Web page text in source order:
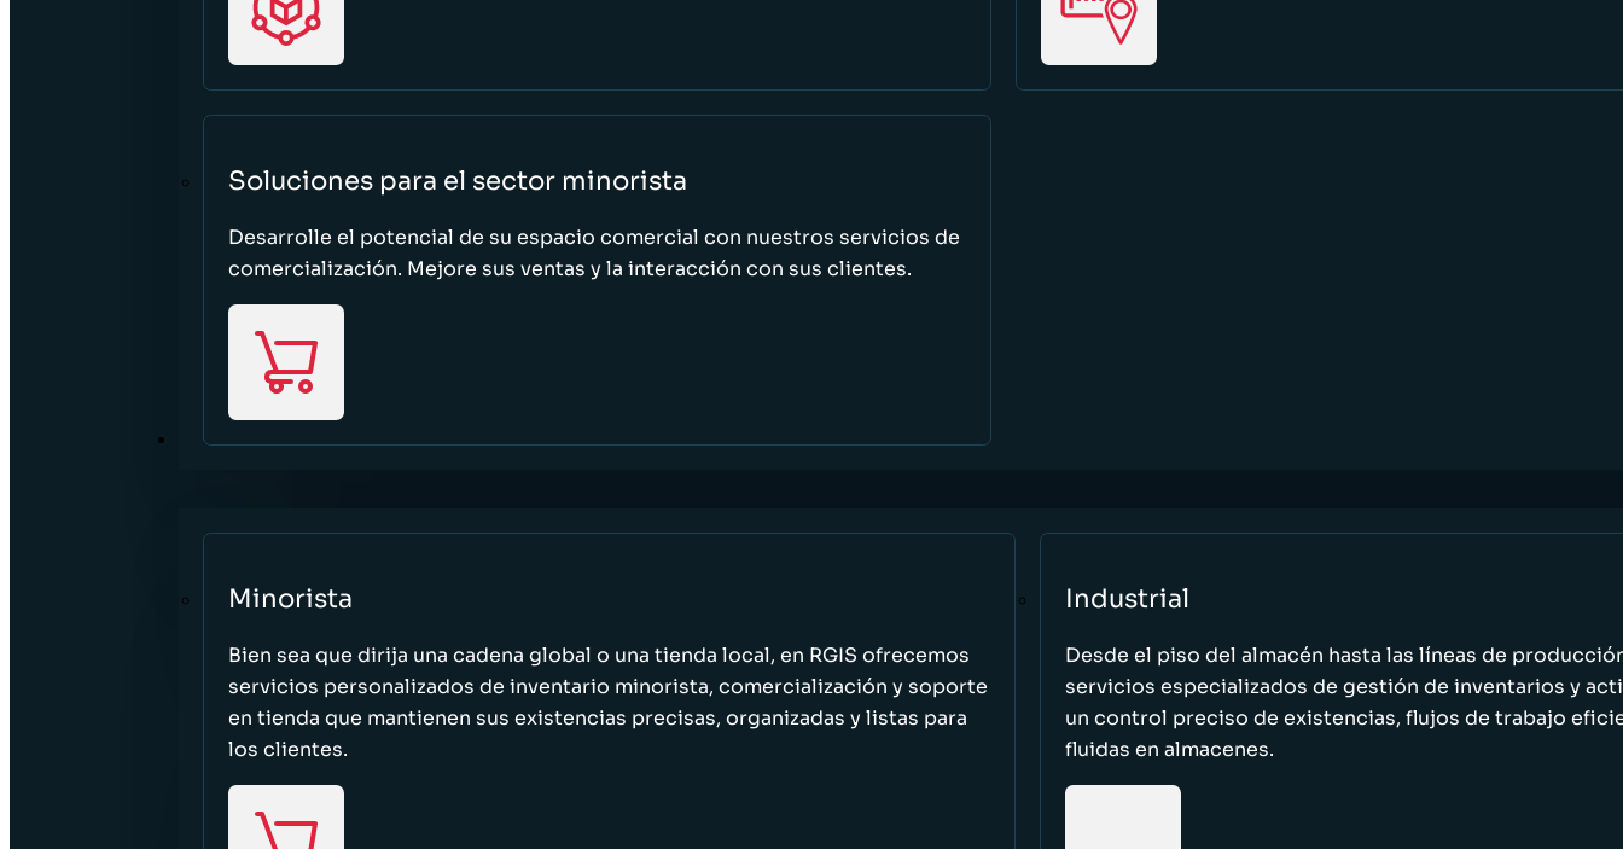
Soluciones para el sector minorista
Desarrolle el potencial de su espacio comercial con nuestros servicios de
comercialización. Mejore sus ventas y la interacción con sus clientes.
SECTORES
Minorista
Bien sea que dirija una cadena global o una tienda local, en RGIS ofrecemos
servicios personalizados de inventario minorista, comercialización y soporte
en tienda que mantienen sus existencias precisas, organizadas y listas para
los clientes.
Industrial
Desde el piso del almacén hasta las líneas de
servicios especializados de gestión de inventarios y
un control preciso de existencias, flujos de trabajo
fluidas en almacenes.